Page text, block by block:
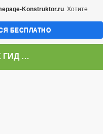
ПЕРЕВОДЧИК ГИД В АМСТЕРДМЕ - ГОЛЛАНДИИ
Konstruktor.ru. Хотите
БЕСПЛАТНО